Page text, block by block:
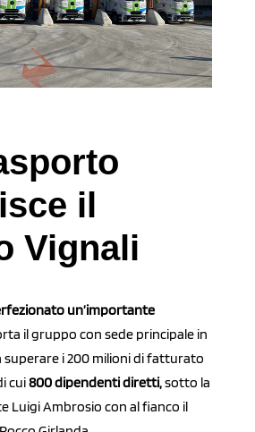
il
Vignali
un’importante
il gruppo con sede principale in
superare i 200 milioni di fatturato
cui800 dipendenti diretti,sotto la
Luigi Ambrosio con al fianco il